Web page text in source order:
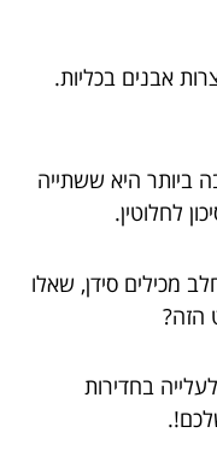
אבנים בכליות.
ביותר היא ששתייה
לחלוטין.
מכילים סידן, שאלו
הזה?
בחדירות